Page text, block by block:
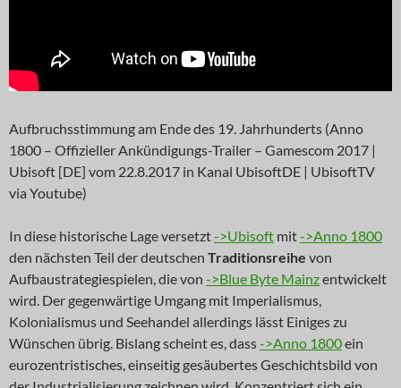
Aufbruchsstimmung am Ende des 19. Jahrhunderts (Anno
1800 – Offizieller Ankündigungs-Trailer – Gamescom 2017 |
Ubisoft [DE] vom 22.8.2017 in Kanal UbisoftDE | UbisoftTV
via Youtube)
In diese historische Lage versetzt->Ubisoft mit->Anno 1800
den nächsten Teil der deutschen Traditionsreihe von
Aufbaustrategiespielen, die von ->Blue Byte Mainzentwickelt
wird. Der gegenwärtige Umgang mit Imperialismus,
Kolonialismus und Seehandel allerdings lässt Einiges zu
Wünschen übrig. Bislang scheint es, dass->Anno 1800ein
eurozentristisches, einseitig gesäubertes Geschichtsbild von